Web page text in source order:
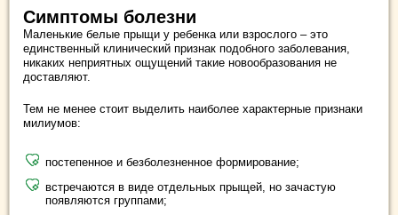
Симптомы болезни
Маленькие белые прыщи у ребенка или взрослого – это
единственный клинический признак подобного заболевания,
никаких неприятных ощущений такие новообразования не
доставляют.
Тем не менее стоит выделить наиболее характерные признаки
милиумов:
постепенное и безболезненное формирование;
встречаются в виде отдельных прыщей, но зачастую
появляются группами;